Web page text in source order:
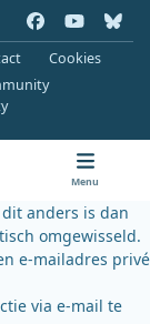
a
c
e
o
k
o
u
b
b
l
u
k
y
Cookies
Menu
anders is dan
omgewisseld.
e-mailadres privé
via e-mail te